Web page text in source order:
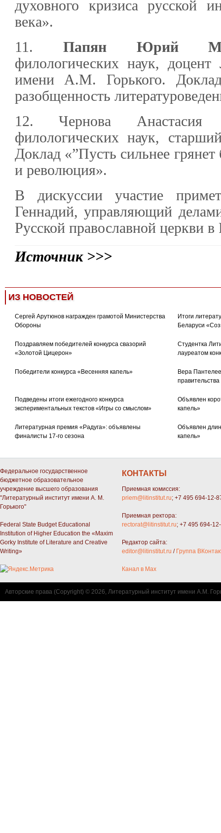
духовного кризиса русской
века».
11. Папян Юрий
филологических наук, доцент
имени А.М. Горького.
разобщенность
12. Чернова Анастасия
филологических наук,
Доклад «”Пусть сильнее грянет
и революция».
В дискуссии участие
Геннадий, управляющий
Русской православной церкви в
Источник >>>
ИЗ НОВОСТЕЙ
Сергей Арутюнов награжден грамотой Министерства
Обороны
Итоги
Беларуси
Поздравляем победителей конкурса свазорий
«Золотой Цицерон»
Студентка
лауреатом
Победители конкурса «Весенняя капель»
Вера
Подведены итоги ежегодного конкурса
экспериментальных текстов «Игры со смыслом»
Объявлен
капель»
Литературная премия «Радуга»: объявлены
финалисты 17-го сезона
Объявлен
капель»
Федеральное государственное
бюджетное образовательное
учреждение высшего образования
"Литературный институт имени А. М.
Горького"
Federal State Budget Educational
Institution of Higher Education the «Maxim
Gorky Institute of Literature and Creative
Writing»
КОНТАКТЫ
Приемная комиссия:
priem@litinstitut.ru; +7 495 694-12-
Приемная ректора:
rectorat@litinstitut.ru; +7 495 694-
Редактор сайта:
editor@litinstitut.ru / Группа
Канал в Max
Авторские права (Copyright) © 2026, Литературный институт имени А.М.